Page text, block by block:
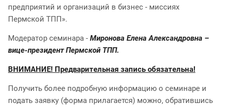
предприятий и организаций в бизнес - миссиях
Пермской ТПП».
Модератор семинара - Миронова Елена Александровна –
вице-президент Пермской ТПП.
ВНИМАНИЕ! Предварительная запись обязательна!
Получить более подробную информацию о семинаре и
подать заявку (форма прилагается) можно, обратившись